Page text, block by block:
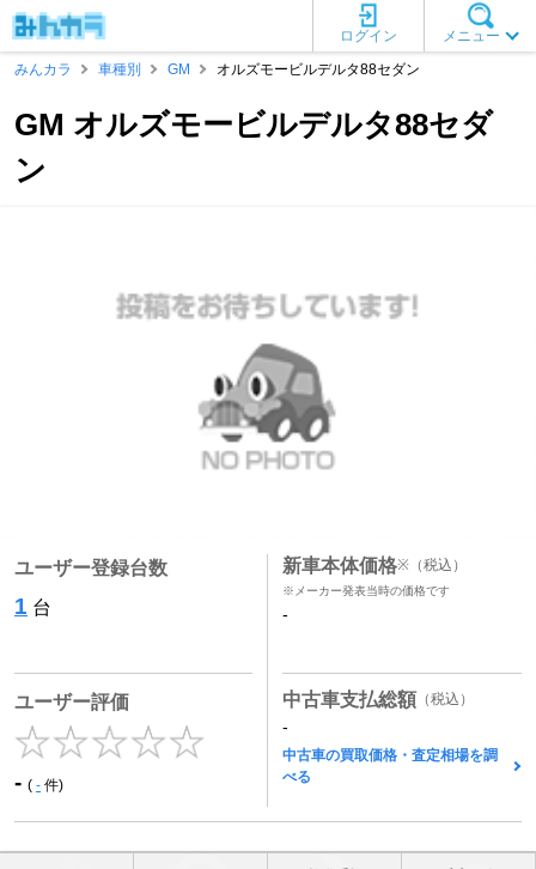
メニュー
ログイン
みんカラ
車種別 GM オルズモービルデルタ88セダン
GM オルズモービルデルタ88セダ
ン
ユーザー登録台数
1 台
ユーザー評価
- ( - 件)
新車本体価格※ （税込）
※メーカー発表当時の価格です
-
中古車支払総額 （税込）
-
中古車の買取価格・査定相場を調
べる